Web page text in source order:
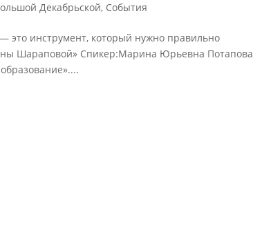
Декабрьской, События
это инструмент, который нужно правильно
Шараповой» Спикер:Марина Юрьевна Потапова